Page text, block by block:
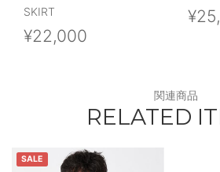
SKIRT
¥22,000
関連商品
RELATED
SALE